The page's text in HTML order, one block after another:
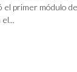
el primer módulo